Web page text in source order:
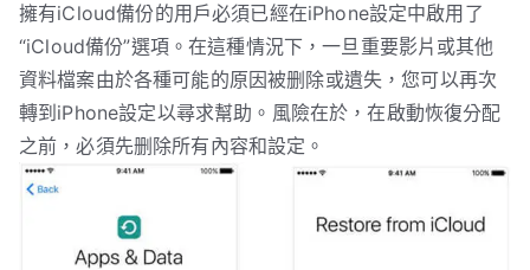
擁有iCloud備份的用戶必須已經在iPhone設定中啟用了
“iCloud備份”選項。在這種情況下，一旦重要影片或其他
資料檔案由於各種可能的原因被删除或遺失，您可以再次
轉到iPhone設定以尋求幫助。風險在於，在啟動恢復分配
之前，必須先删除所有內容和設定。